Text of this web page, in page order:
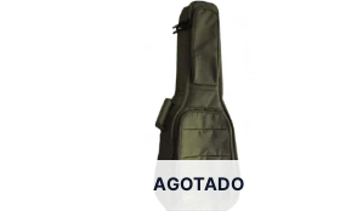
AGOTADO